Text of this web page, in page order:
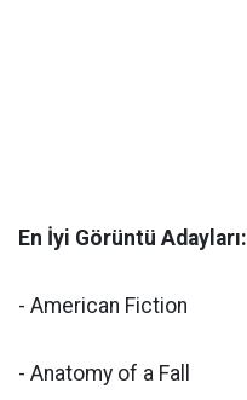
En İyi Görüntü Adayları:
- American Fiction
- Anatomy of a Fall